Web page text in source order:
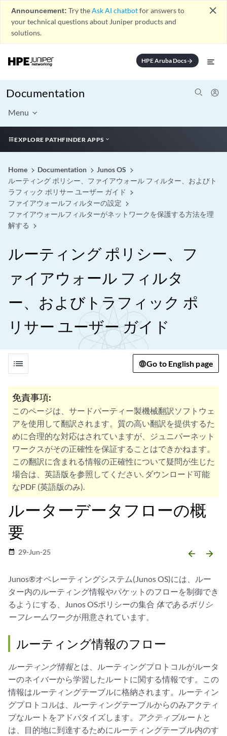
Announcement: Try theAsk AI chatbotfor answers to
your technical questions about Juniper products and
solutions.
close
HPE Aruba Docsarrow_forward
Documentation
Menu
EXPLORE PATHFINDER APPS
Home Documentation
Junos OS
ルーティング ポリシー、ファイアウォール フィルター、およびト
ラフィック ポリサー ユーザー ガイド
ファイアウォールフィルターの設定
ファイアウォールフィルターがネットワークを保護する方法を理
解する
ルーティング ポリシー、フ
ァイアウォール フィルタ
ー、およびトラフィック ポ
リサー ユーザー ガイド
list Go to English page
免責事項:
このページは、サードパーティー製機械翻訳ソフトウェ
アを使用して翻訳されます。質の高い翻訳を提供するた
めに合理的な対応はされていますが、ジュニパーネット
ワークスがその正確性を保証することはできかねます。
この翻訳に含まれる情報の正確性について疑問が生じた
場合は、英語版を参照してください. ダウンロード可能
なPDF (英語版のみ).
ルーターデータフローの概
要
date_range 29-Jun-25 arrow_backward arrow_forward
Junos®オペレーティングシステム(Junos OS)には、ルー
ター内のルーティング情報やパケットのフローを制御でき
るようにする、Junos OSポリシーの集合 体であるポリシ
ーフレームワークが用意されています。
ルーティング情報のフロー
ルーティング情報とは、ルーティングプロトコルがルータ
ーのネイバーから学習したルートに関する情報です。この
情報はルーティングテーブルに格納されます。ルーティン
グプロトコルは、ルーティングテーブルからのみアクティ
ブなルートをアドバタイズします。
アクティブルート と
は、目的地に到達するためにルーティングテーブル内のす